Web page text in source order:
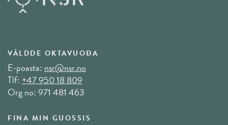
VÁLDDE OKTAVUOĐA
E-poasta: nsr@nsr.no
Tlf:+47 950 18 809
Org no: 971 481 463
FINA MIN GUOSSIS